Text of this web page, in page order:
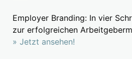
Employer Branding: In vier
zur erfolgreichen
» Jetzt ansehen!